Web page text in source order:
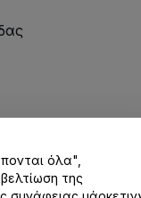
μαζί μας
όλα",
της